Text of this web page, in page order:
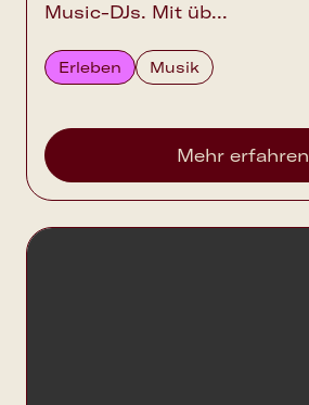
Music-DJs. Mit üb...
Erleben Musik
Mehr erfahren